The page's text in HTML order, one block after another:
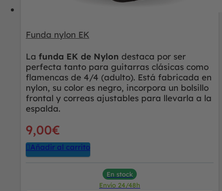
Funda nylon EK
La funda EK de Nylon destaca por ser
perfecta tanto para guitarras clásicas como
flamencas de 4/4 (adulto). Está fabricada en
nylon, su color es negro, incorpora un bolsillo
frontal y correas ajustables para llevarla a la
espalda.
9,00€
Añadir al carrito
En stock
Envío 24/48h